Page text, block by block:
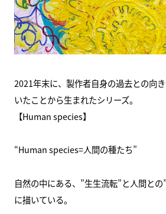
2021年末に、製作者自身の過去との向
いたことから生まれたシリーズ。
【Human species】
“Human species=人間の種たち”
自然の中にある、”生生流転”と人間と
に描いている。